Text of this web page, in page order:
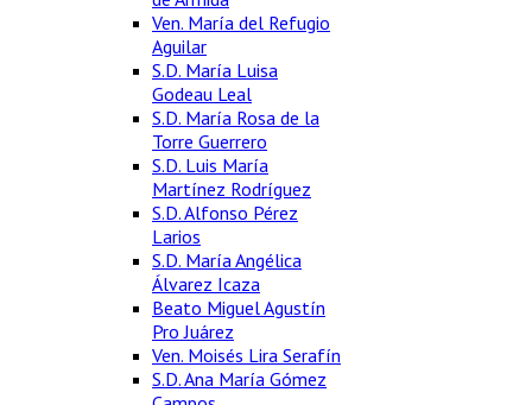
Ven. María del Refugio
Aguilar
S.D. María Luisa
Godeau Leal
S.D. María Rosa de la
Torre Guerrero
S.D. Luis María
Martínez Rodríguez
S.D. Alfonso Pérez
Larios
S.D. María Angélica
Álvarez Icaza
Beato Miguel Agustín
Pro Juárez
Ven. Moisés Lira Serafín
S.D. Ana María Gómez